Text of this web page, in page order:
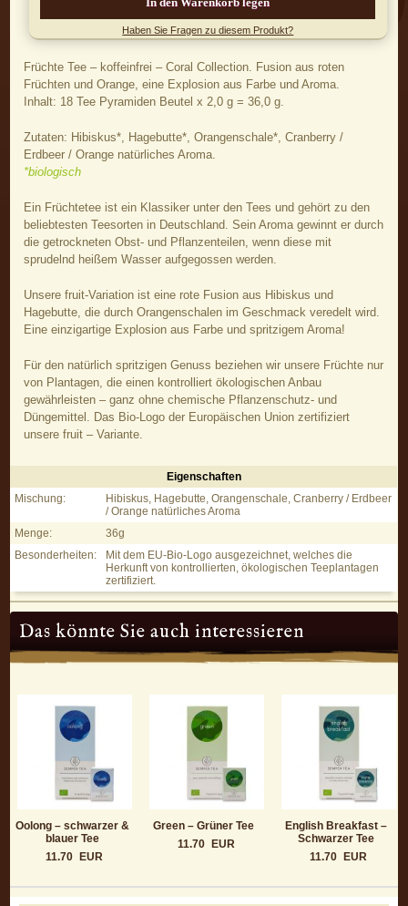
Haben Sie Fragen zu diesem Produkt?
Früchte Tee – koffeinfrei – Coral Collection. Fusion aus roten
Früchten und Orange, eine Explosion aus Farbe und Aroma.
Inhalt: 18 Tee Pyramiden Beutel x 2,0 g = 36,0 g.
Zutaten: Hibiskus*, Hagebutte*, Orangenschale*, Cranberry /
Erdbeer / Orange natürliches Aroma.
*biologisch
Ein Früchtetee ist ein Klassiker unter den Tees und gehört zu den
beliebtesten Teesorten in Deutschland. Sein Aroma gewinnt er durch
die getrockneten Obst- und Pflanzenteilen, wenn diese mit
sprudelnd heißem Wasser aufgegossen werden.
Unsere fruit-Variation ist eine rote Fusion aus Hibiskus und
Hagebutte, die durch Orangenschalen im Geschmack veredelt wird.
Eine einzigartige Explosion aus Farbe und spritzigem Aroma!
Für den natürlich spritzigen Genuss beziehen wir unsere Früchte nur
von Plantagen, die einen kontrolliert ökologischen Anbau
gewährleisten – ganz ohne chemische Pflanzenschutz- und
Düngemittel. Das Bio-Logo der Europäischen Union zertifiziert
unsere fruit – Variante.
Fruit – Früchte Tee - Eigenschaften
Eigenschaften
Mischung:
Hibiskus, Hagebutte, Orangenschale, Cranberry / Erdbeer
/ Orange natürliches Aroma
Menge:
36g
Besonderheiten:
Mit dem EU-Bio-Logo ausgezeichnet, welches die
Herkunft von kontrollierten, ökologischen Teeplantagen
zertifiziert.
Das könnte Sie auch interessieren
Oolong – schwarzer &
blauer Tee
11.70
EUR
Green – Grüner Tee
11.70
EUR
English Breakfast –
Schwarzer Tee
11.70
EUR